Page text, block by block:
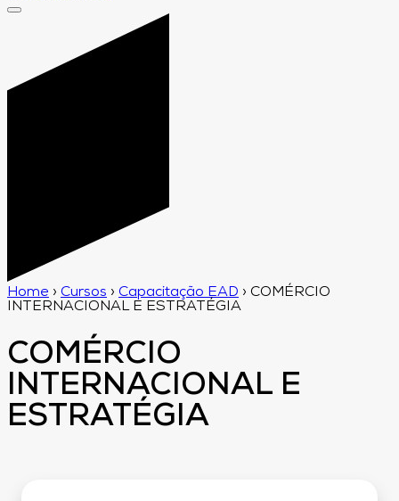
Home › Cursos › Capacitação EAD › COMÉRCIO
INTERNACIONAL E ESTRATÉGIA
COMÉRCIO
INTERNACIONAL E
ESTRATÉGIA